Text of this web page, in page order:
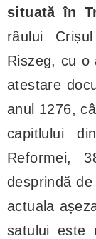
situată în
râului
Riszeg, cu o
atestare
anul 1276,
capitlului
Reformei,
desprindă
actuala
satului este